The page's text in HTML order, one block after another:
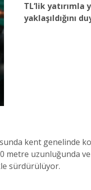
TL’lik
yaklaşıldığını
kent genelinde
metre uzunluğunda
sürdürülüyor.